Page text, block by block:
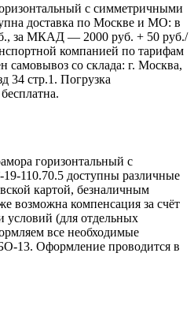
с симметричными
доставка по Москве и МО: в
за МКАД — 2000 руб. + 50 руб./
компанией по тарифам
самовывоз со склада: г. Москва,
34 стр.1. Погрузка
горизонтальный с
110.70.5 доступны различные
картой, безналичным
возможна компенсация за счёт
условий (для отдельных
все необходимые
13. Оформление проводится в